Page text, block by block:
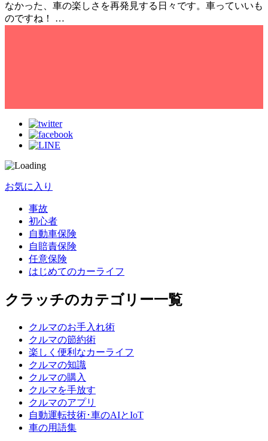
なかった、車の楽しさを再発見する日々です。車っていいも
のですね！ …
お気に入り
事故
初心者
自動車保険
自賠責保険
任意保険
はじめてのカーライフ
クラッチのカテゴリー一覧
クルマのお手入れ術
クルマの節約術
楽しく便利なカーライフ
クルマの知識
クルマの購入
クルマを手放す
クルマのアプリ
自動運転技術･車のAIとIoT
車の用語集